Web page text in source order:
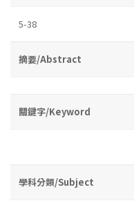
5-38
摘要/Abstract
關鍵字/Keyword
學科分類/Subject